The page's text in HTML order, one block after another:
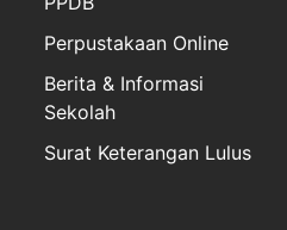
Perpustakaan Online
Berita & Informasi
Sekolah
Surat Keterangan Lulus